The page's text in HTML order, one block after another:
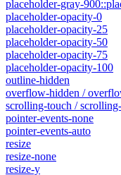
placeholder-gray-
placeholder-opacity-0
placeholder-opacity-25
placeholder-opacity-50
placeholder-opacity-75
placeholder-opacity-100
outline-hidden
overflow-hidden /
scrolling-touch /
pointer-events-none
pointer-events-auto
resize
resize-none
resize-y